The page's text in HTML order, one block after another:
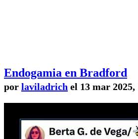
Endogamia en Bradford
por laviladrich el 13 mar 2025,